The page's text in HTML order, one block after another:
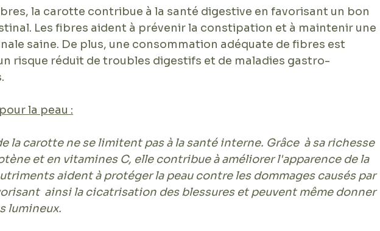
la carotte contribue à la santé digestive en favorisant un bon
Les fibres aident à prévenir la constipation et à maintenir une
saine. De plus, une consommation adéquate de fibres est
risque réduit de troubles digestifs et de maladies gastro-
la peau :
la carotte ne se limitent pas à la santé interne. Grâce  à sa richesse
et en vitamines C, elle contribue à améliorer l'apparence de la
aident à protéger la peau contre les dommages causés par
ainsi la cicatrisation des blessures et peuvent même donner
lumineux.